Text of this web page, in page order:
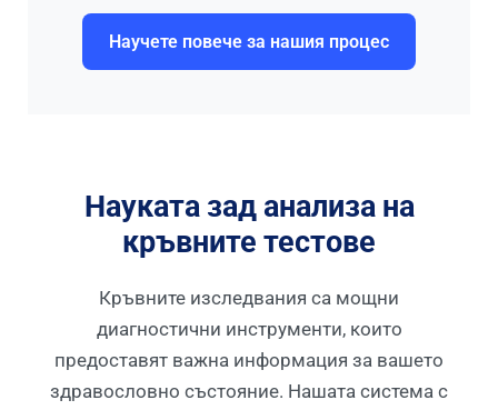
Научете повече за нашия процес
Науката зад анализа на
кръвните тестове
Кръвните изследвания са мощни
диагностични инструменти, които
предоставят важна информация за вашето
здравословно състояние. Нашата система с